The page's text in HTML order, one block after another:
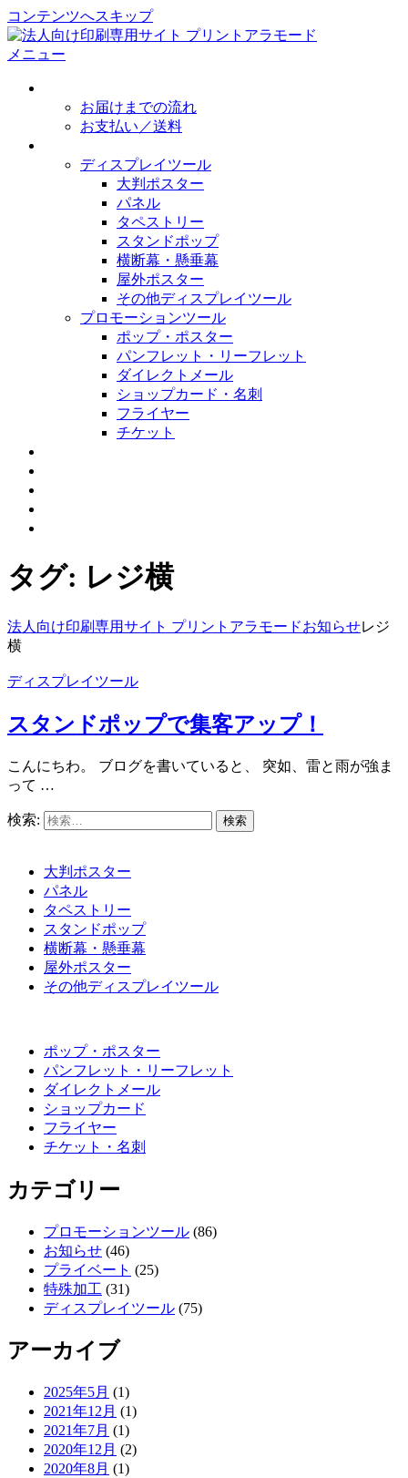
コンテンツへスキップ
メニュー
お届けまでの流れ
お支払い／送料
ディスプレイツール
大判ポスター
パネル
タペストリー
スタンドポップ
横断幕・懸垂幕
屋外ポスター
その他ディスプレイツール
プロモーションツール
ポップ・ポスター
パンフレット・リーフレット
ダイレクトメール
ショップカード・名刺
フライヤー
チケット
タグ: レジ横
法人向け印刷専用サイト プリントアラモードお知らせレジ
横
ディスプレイツール
スタンドポップで集客アップ！
こんにちわ。 ブログを書いていると、 突如、雷と雨が強ま
って …
検索:
大判ポスター
パネル
タペストリー
スタンドポップ
横断幕・懸垂幕
屋外ポスター
その他ディスプレイツール
ポップ・ポスター
パンフレット・リーフレット
ダイレクトメール
ショップカード
フライヤー
チケット・名刺
カテゴリー
プロモーションツール (86)
お知らせ (46)
プライベート (25)
特殊加工 (31)
ディスプレイツール (75)
アーカイブ
2025年5月 (1)
2021年12月 (1)
2021年7月 (1)
2020年12月 (2)
2020年8月 (1)